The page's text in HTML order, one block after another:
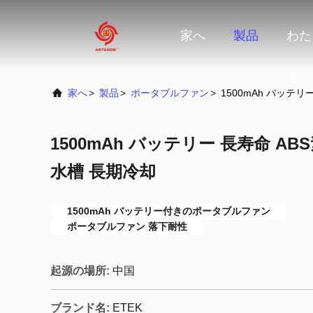
家へ 製品 わ
家へ> 製品> ポータブルファン> 1500mAh バッテリ
1500mAh バッテリー 長寿命
水槽 長期冷却
1500mAh バッテリー付きのポータブルファン
ポータブルファン 落下耐性
起源の場所: 中国
ブランド名: ETEK